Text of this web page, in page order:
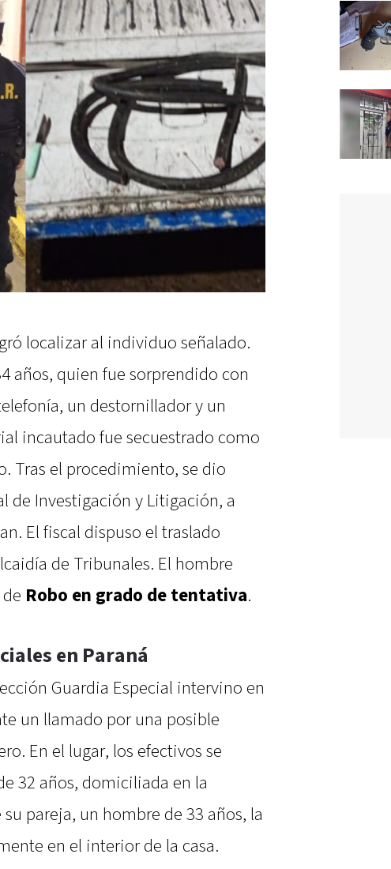
localizar al individuo señalado.
años, quien fue sorprendido con
un destornillador y un
incautado fue secuestrado como
Tras el procedimiento, se dio
de Investigación y Litigación, a
El fiscal dispuso el traslado
de Tribunales. El hombre
Robo en grado de tentativa.
en Paraná
Guardia Especial intervino en
un llamado por una posible
En el lugar, los efectivos se
32 años, domiciliada en la
pareja, un hombre de 33 años, la
en el interior de la casa.